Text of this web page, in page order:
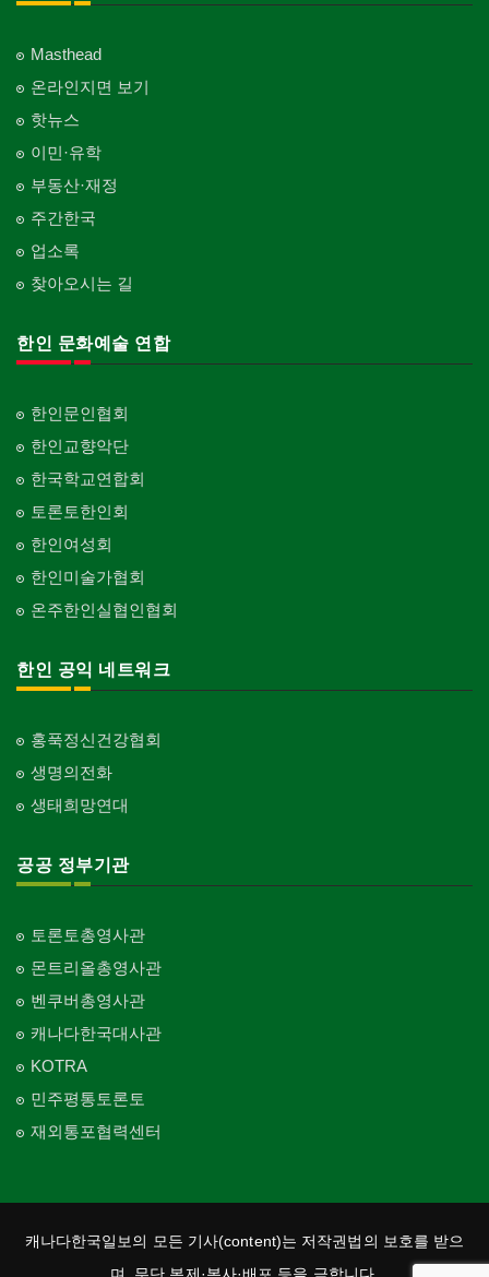
Masthead
온라인지면 보기
핫뉴스
이민·유학
부동산·재정
주간한국
업소록
찾아오시는 길
한인 문화예술 연합
한인문인협회
한인교향악단
한국학교연합회
토론토한인회
한인여성회
한인미술가협회
온주한인실협인협회
한인 공익 네트워크
홍푹정신건강협회
생명의전화
생태희망연대
공공 정부기관
토론토총영사관
몬트리올총영사관
벤쿠버총영사관
캐나다한국대사관
KOTRA
민주평통토론토
재외통포협력센터
캐나다한국일보의 모든 기사(content)는 저작권법의 보호를 받으